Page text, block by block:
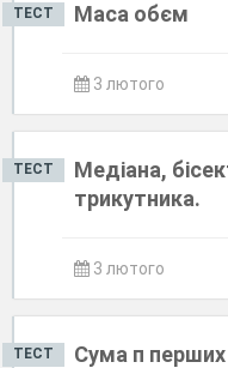
ТЕСТ Маса обєм
3 лютого
ТЕСТ
Медіана,
трикутника.
3 лютого
ТЕСТ
Сума п перших